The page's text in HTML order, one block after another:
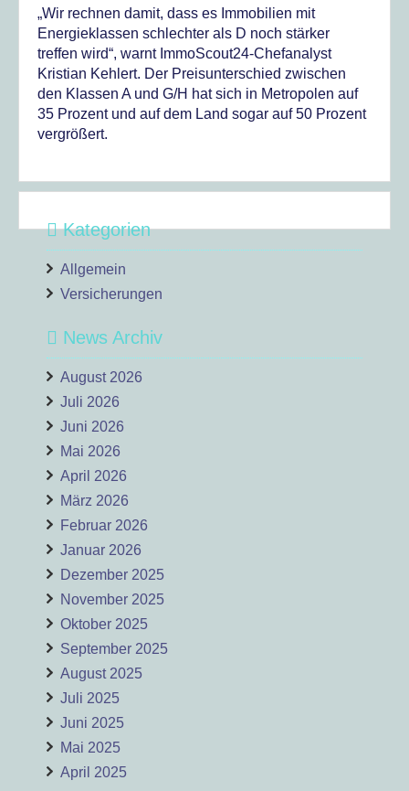
„Wir rechnen damit, dass es Immobilien mit
Energieklassen schlechter als D noch stärker
treffen wird“, warnt ImmoScout24-Chefanalyst
Kristian Kehlert. Der Preisunterschied zwischen
den Klassen A und G/H hat sich in Metropolen auf
35 Prozent und auf dem Land sogar auf 50 Prozent
vergrößert.
Kategorien
Allgemein
Versicherungen
News Archiv
August 2026
Juli 2026
Juni 2026
Mai 2026
April 2026
März 2026
Februar 2026
Januar 2026
Dezember 2025
November 2025
Oktober 2025
September 2025
August 2025
Juli 2025
Juni 2025
Mai 2025
April 2025